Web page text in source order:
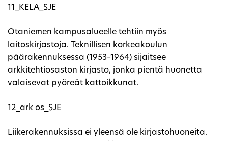
11_KELA_SJE
Otaniemen kampusalueelle tehtiin myös
laitoskirjastoja. Teknillisen korkeakoulun
päärakennuksessa (1953–1964) sijaitsee
arkkitehtiosaston kirjasto, jonka pientä huonetta
valaisevat pyöreät kattoikkunat.
12_ark os_SJE
Liikerakennuksissa ei yleensä ole kirjastohuoneita.